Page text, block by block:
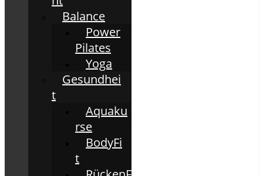
Balance
Power
Pilates
Yoga
Gesundhei
t
Aquaku
rse
BodyFi
t